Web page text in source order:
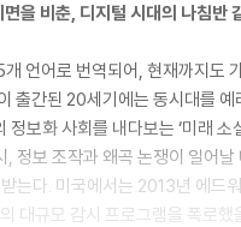
범들. 서른이 넘은 부모가 제 자
었다. 부모끼리 나누는 위험한 이
고자질쟁이들에 관한 기사가 일
들을 흔히 ‘어린이 영웅’이라고
을 비춘, 디지털 시대의 나침반
개 언어로 번역되어, 현재까지도
출간된 20세기에는 동시대를 예
정보화 사회를 내다보는 ‘미래 소
, 정보 조작과 왜곡 논쟁이 일어날
는다. 미국에서는 2013년 에드
대규모 감시 프로그램을 폭로했